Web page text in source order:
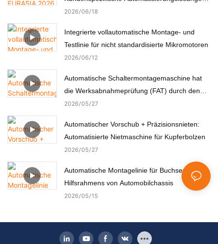
für Elektronik, Automobil, Medizin und Motoren
2026 06 18
Integrierte vollautomatische Montage- und
Testlinie für nicht standardisierte Mikromotoren
2026 06 12
Automatische Schaltermontagemaschine hat
die Werksabnahmeprüfung (FAT) durch den
türkischen Kunden erfolgreich bestanden.
2026 05 27
Automatischer Vorschub + Präzisionsnieten:
Automatisierte Nietmaschine für Kupferbolzen
2026 05 27
Automatische Montagelinie für Buchsen des
Hilfsrahmens von Automobilchassis
2026 05 15